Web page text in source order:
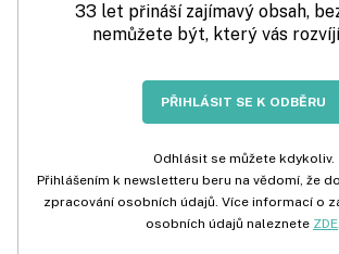
33 let přináší zajímavý obsah,
nemůžete být, který vás
PŘIHLÁSIT SE K ODBĚRU
Odhlásit se můžete kdykoliv.
Přihlášením k newsletteru beru na vědomí, že
zpracování osobních údajů. Více informací o
osobních údajů naleznete ZDE.